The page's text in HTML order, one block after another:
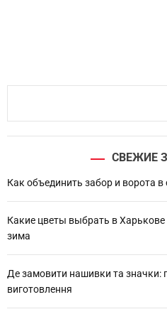
h
СВЕЖИЕ
Как объединить забор и ворота в
Какие цветы выбрать в Харькове
зима
Де замовити нашивки та значки:
виготовлення